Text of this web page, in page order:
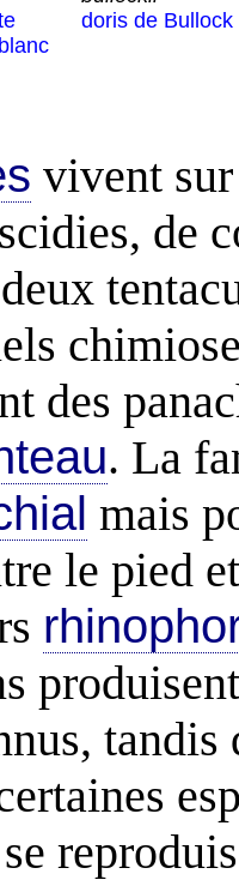
doris de Bullock
vivent
de
des
. La
mais
le pied
tandis
se